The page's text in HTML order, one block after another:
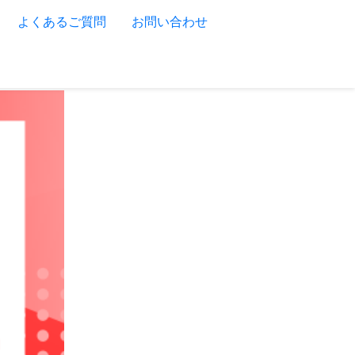
よくあるご質問 お問い合わせ